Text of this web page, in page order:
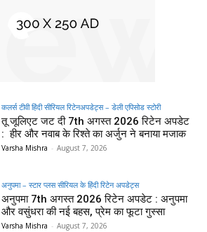
कलर्स टीवी हिंदी सीरियल रिटेनअपडेट्स – डेली एपिसोड स्टोरी
तू जूलिएट जट दी 7th अगस्त 2026 रिटेन अपडेट
: हीर और नवाब के रिश्ते का अर्जुन ने बनाया मजाक
Varsha Mishra - August 7, 2026
अनुपमा – स्टार प्लस सीरियल के हिंदी रिटेन अपडेट्स
अनुपमा 7th अगस्त 2026 रिटेन अपडेट : अनुपमा
और वसुंधरा की नई बहस, प्रेम का फूटा गुस्सा
Varsha Mishra - August 7, 2026